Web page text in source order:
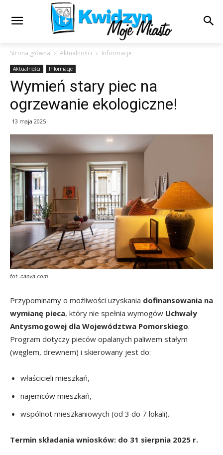
Strona główna Aktualności Informacje
Aktualności Informacje
Wymień stary piec na
ogrzewanie ekologiczne!
13 maja 2025
fot. canva.com
Przypominamy o możliwości uzyskania dofinansowania na
wymianę pieca, który nie spełnia wymogów Uchwały
Antysmogowej dla Województwa Pomorskiego.
Program dotyczy pieców opalanych paliwem stałym
(węglem, drewnem) i skierowany jest do:
właścicieli mieszkań,
najemców mieszkań,
wspólnot mieszkaniowych (od 3 do 7 lokali).
Termin składania wniosków: do 31 sierpnia 2025 r.